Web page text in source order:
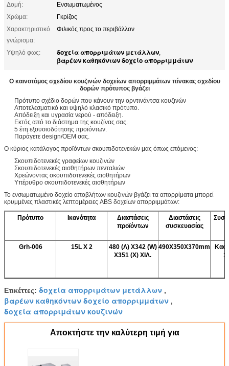
Δομή:
Ενσωματωμένος
Χρώμα:
Γκρίζος
Χαρακτηριστικό
γνώρισμα:
Φιλικός προς το περιβάλλον
Υψηλό φως: δοχεία απορριμάτων μετάλλων,
βαρέων καθηκόντων δοχείο απορριμμάτων
Ο καινοτόμος σχεδίου κουζινών δοχείων απορριμμάτων πίνακας σχεδίου
δορών πρότυπος βγάζει
Πρότυπο σχέδιο δορών που κάνουν την ορντινάντσα κουζινών
Αποτελεσματικό και υψηλό κλασικό πρότυπο.
Απόδειξη και υγρασία νερού - απόδειξη.
Εκτός από το διάστημα της κουζίνας σας.
5 έτη εξουσιοδότησης προϊόντων.
Παράγετε design/OEM σας.
Ο κύριος κατάλογος προϊόντων σκουπιδοτενεκών μας όπως επόμενος:
Σκουπιδοτενεκές γραφείων κουζινών
Σκουπιδοτενεκές αισθητήρων πενταλιών
Χρεώνοντας σκουπιδοτενεκές αισθητήρων
Υπέρυθρο σκουπιδοτενεκές αισθητήρων
Το ενσωματωμένο δοχείο αποβλήτων κουζινών βγάζει τα απορρίματα μπορεί
κρυμμένες πλαστικές λεπτομέρειες ABS δοχείων απορριμμάτων:
Πρότυπο Ικανότητα
Διαστάσεις
προϊόντων
Διαστάσεις
συσκευασίας
Grh-006 15L Χ 2
480 (Λ) X342 (W)
X351 (Χ) ΧΙΛ.
490X350X370mm
Ετικέττες: δοχεία απορριμάτων μετάλλων ,
βαρέων καθηκόντων δοχείο απορριμμάτων ,
δοχεία απορριμάτων κουζινών
Αποκτήστε την καλύτερη τιμή για